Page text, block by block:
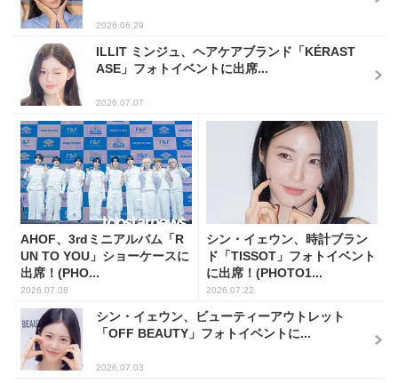
2026.06.29
ILLIT ミンジュ、ヘアケアブランド「KÉRAST
ASE」フォトイベントに出席...
2026.07.07
AHOF、3rdミニアルバム「R
UN TO YOU」ショーケースに
出席！(PHO...
2026.07.08
シン・イェウン、時計ブラン
ド「TISSOT」フォトイベント
に出席！(PHOTO1...
2026.07.22
シン・イェウン、ビューティーアウトレット
「OFF BEAUTY」フォトイベントに...
2026.07.03